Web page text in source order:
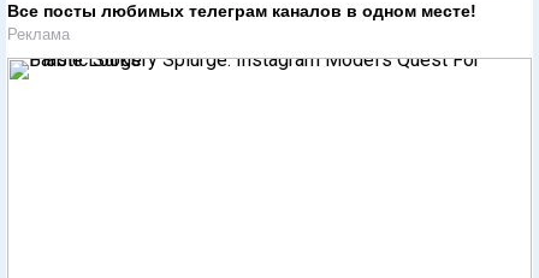
Все посты любимых телеграм каналов в одном месте!
Реклама